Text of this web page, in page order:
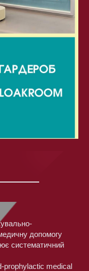
допомогу
систематичний
prophylactic medical